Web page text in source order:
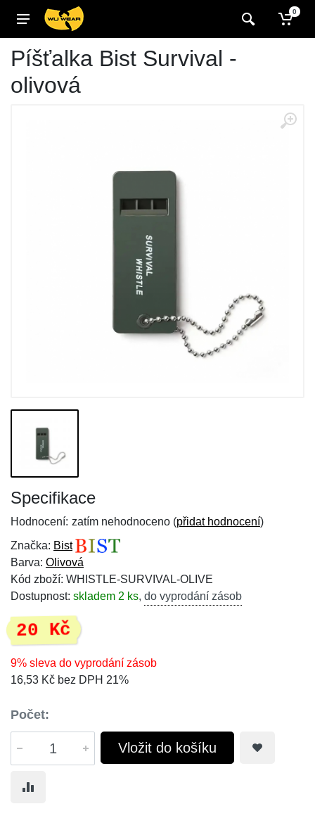
0
Píšťalka Bist Survival -
olivová
Specifikace
Hodnocení: zatím nehodnoceno (přidat hodnocení)
Značka: Bist
Barva: Olivová
Kód zboží: WHISTLE-SURVIVAL-OLIVE
Dostupnost: skladem 2 ks, do vyprodání zásob
20 Kč
9% sleva do vyprodání zásob
16,53 Kč bez DPH 21%
Počet:
Vložit do košíku